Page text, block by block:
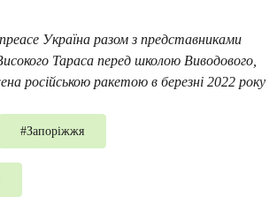
Україна разом з представниками
Тараса перед школою Виводового,
російською ракетою в березні 2022 року
#Запоріжжя